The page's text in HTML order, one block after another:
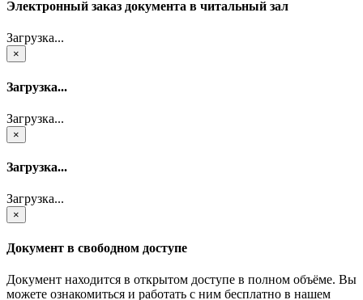
Электронный заказ документа в читальный зал
Загрузка...
×
Загрузка...
Загрузка...
×
Загрузка...
Загрузка...
×
Документ в свободном доступе
Документ находится в открытом доступе в полном объёме. Вы
можете ознакомиться и работать с ним бесплатно в нашем